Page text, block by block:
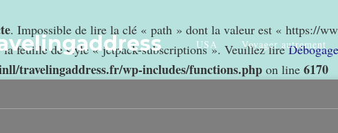
. Impossible de lire la clé « path » dont la valeur est « https://
feuille de style « jetpack-subscriptions ». Veuillez lire
travelingaddress.fr/wp-includes/functions.php on line 6170
USA Voyager autrement